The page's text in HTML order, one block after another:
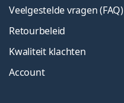
Veelgestelde vragen (FAQ)
Retourbeleid
Kwaliteit klachten
Account